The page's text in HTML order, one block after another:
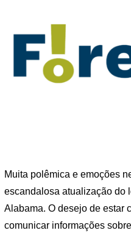
Muita polêmica e emoções
escandalosa atualização do
Alabama. O desejo de estar
comunicar informações